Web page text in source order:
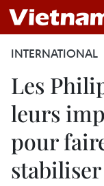
INTERNATIONAL
Les
leurs
pour